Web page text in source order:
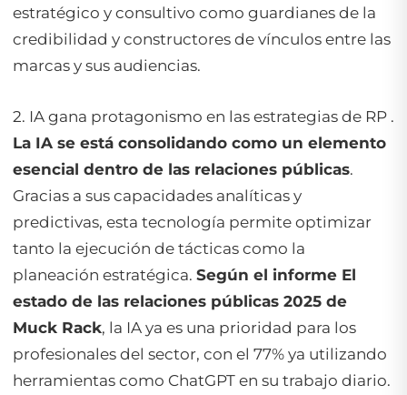
estratégico y consultivo como guardianes de la
credibilidad y constructores de vínculos entre las
marcas y sus audiencias.
2. IA gana protagonismo en las estrategias de RP .
La IA se está consolidando como un elemento
esencial dentro de las relaciones públicas.
Gracias a sus capacidades analíticas y
predictivas, esta tecnología permite optimizar
tanto la ejecución de tácticas como la
planeación estratégica. Según el informe El
estado de las relaciones públicas 2025 de
Muck Rack, la IA ya es una prioridad para los
profesionales del sector, con el 77% ya utilizando
herramientas como ChatGPT en su trabajo diario.